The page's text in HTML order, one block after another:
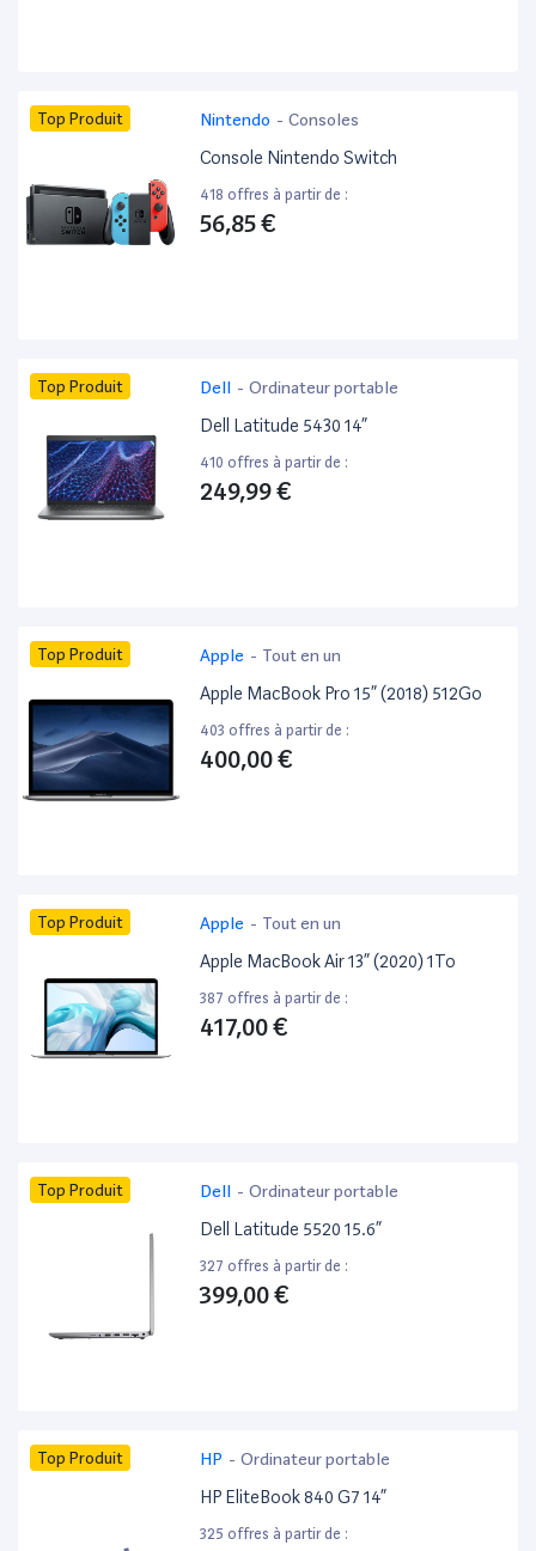
Top Produit Nintendo - Consoles
Console Nintendo Switch
418 offres à partir de :
56,85 €
Top Produit Dell - Ordinateur portable
Dell Latitude 5430 14”
410 offres à partir de :
249,99 €
Top Produit Apple - Tout en un
Apple MacBook Pro 15” (2018) 512Go
403 offres à partir de :
400,00 €
Top Produit Apple - Tout en un
Apple MacBook Air 13” (2020) 1To
387 offres à partir de :
417,00 €
Top Produit Dell - Ordinateur portable
Dell Latitude 5520 15.6”
327 offres à partir de :
399,00 €
Top Produit HP - Ordinateur portable
HP EliteBook 840 G7 14”
325 offres à partir de :